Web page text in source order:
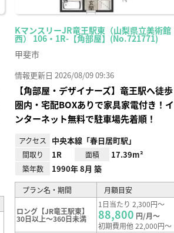
KマンスリーJR竜王駅東（山梨県立美術館
西） 106・1R-【角部屋】(No.721771)
甲斐市
情報更新日 2026/08/09 09:36
【角部屋・デザイナーズ】竜王駅へ徒歩
圏内・宅配BOXありで家具家電付き！イ
ンターネット無料で駐車場先着順！
アクセス 中央本線「春日居町駅」
間取り 1R 面積 17.39m²
築年数 1990年 8月 築
プラン名・期間 月額目安
ロング【JR竜王駅東】
30日以上～360日未満
1日当たり 2,300円～
88,800 円/月～
初期費用他 22,000円～